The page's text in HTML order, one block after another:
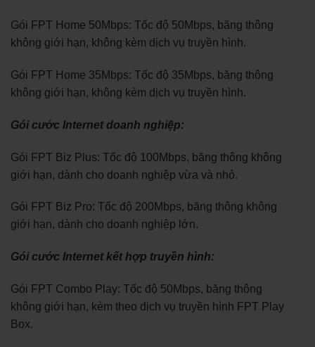
Gói FPT Home 50Mbps: Tốc độ 50Mbps, băng thông
không giới hạn, không kèm dịch vụ truyền hình.
Gói FPT Home 35Mbps: Tốc độ 35Mbps, băng thông
không giới hạn, không kèm dịch vụ truyền hình.
Gói cước Internet doanh nghiệp:
Gói FPT Biz Plus: Tốc độ 100Mbps, băng thông không
giới hạn, dành cho doanh nghiệp vừa và nhỏ.
Gói FPT Biz Pro: Tốc độ 200Mbps, băng thông không
giới hạn, dành cho doanh nghiệp lớn.
Gói cước Internet kết hợp truyền hình:
Gói FPT Combo Play: Tốc độ 50Mbps, băng thông
không giới hạn, kèm theo dịch vụ truyền hình FPT Play
Box.